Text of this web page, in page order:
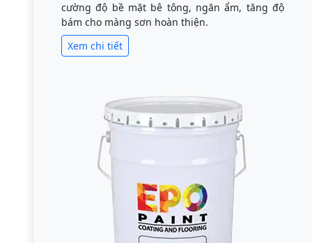
cường độ bề mặt bê tông, ngăn ẩm, tăng độ
bám cho màng sơn hoàn thiện.
Xem chi tiết